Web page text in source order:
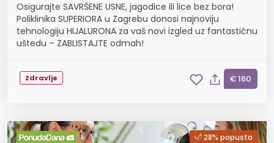
Osigurajte SAVRŠENE USNE, jagodice ili lice bez bora!
Poliklinika SUPERIORA u Zagrebu donosi najnoviju
tehnologiju HIJALURONA za vaš novi izgled uz fantastičnu
uštedu – ZABLISTAJTE odmah!
Zdravlje € 160
28% popusta